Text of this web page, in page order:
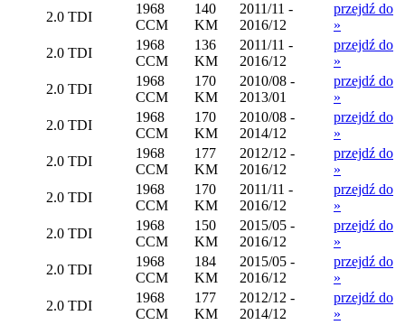
2.0 TDI
1968
CCM
140
KM
2011/11 -
2016/12
przejdź do
»
2.0 TDI
1968
CCM
136
KM
2011/11 -
2016/12
przejdź do
»
2.0 TDI
1968
CCM
170
KM
2010/08 -
2013/01
przejdź do
»
2.0 TDI
1968
CCM
170
KM
2010/08 -
2014/12
przejdź do
»
2.0 TDI
1968
CCM
177
KM
2012/12 -
2016/12
przejdź do
»
2.0 TDI
1968
CCM
170
KM
2011/11 -
2016/12
przejdź do
»
2.0 TDI
1968
CCM
150
KM
2015/05 -
2016/12
przejdź do
»
2.0 TDI
1968
CCM
184
KM
2015/05 -
2016/12
przejdź do
»
2.0 TDI
1968
CCM
177
KM
2012/12 -
2014/12
przejdź do
»